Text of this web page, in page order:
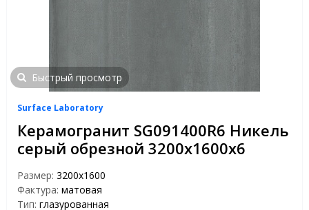
Быстрый просмотр
Surface Laboratory
Керамогранит SG091400R6 Никель
серый обрезной 3200х1600х6
Размер: 3200x1600
Фактура: матовая
Тип: глазурованная